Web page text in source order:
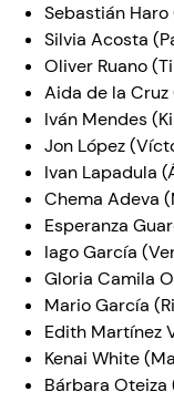
Sebastián
Silvia Acosta
Oliver Ruano
Aida de la Cruz
Iván Mendes
Jon López
Ivan Lapadula
Chema Adeva
Esperanza
Iago García
Gloria Camila
Mario García
Edith Martínez
Kenai White
Bárbara Oteiza